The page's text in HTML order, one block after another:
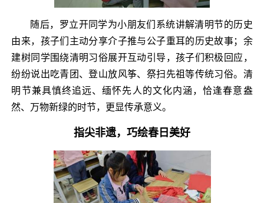
随后，罗立开同学为小朋友们系统讲解清明节的历史
由来，孩子们主动分享介子推与公子重耳的历史故事；余
建树同学围绕清明习俗展开互动引导，孩子们积极回应，
纷纷说出吃青团、登山放风筝、祭扫先祖等传统习俗。清
明节兼具慎终追远、缅怀先人的文化内涵，恰逢春意盎
然、万物新绿的时节，更显传承意义。
指尖非遗，巧绘春日美好